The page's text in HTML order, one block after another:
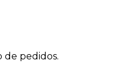
de pedidos.